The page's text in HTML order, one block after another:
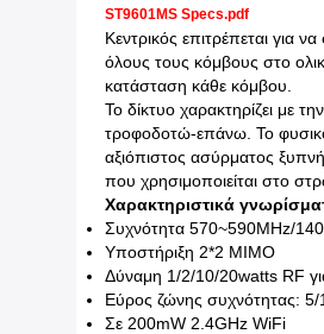
ST9601MS Specs.pdf
Κεντρικός επιτρέπεται
όλους τους κόμβους στο
κατάσταση κάθε κόμβου.
Το δίκτυο χαρακτηρίζει με
τροφοδοτώ-επάνω. Το
αξιόπιστος ασύρματος
που χρησιμοποιείται στο
Χαρακτηριστικά
Συχνότητα 570~590MHz/
Υποστήριξη 2*2 MIMO
Δύναμη 1/2/10/20watts RF
Εύρος ζώνης συχνότητας:
Σε 200mW 2.4GHz WiFi